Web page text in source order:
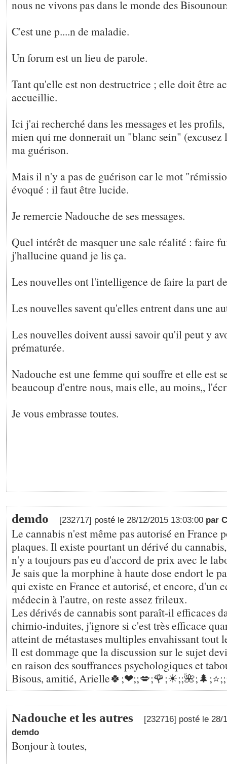
nous ne vivons pas dans le monde des
C'est une p....n de maladie.
Un forum est un lieu de parole.
Tant qu'elle est non destructrice ; elle doit être
accueillie.
Ici j'ai recherché dans les messages et les
mien qui me donnerait un "blanc sein" (excusez
ma guérison.
Mais il n'y a pas de guérison car le mot
évoqué : il faut être lucide.
Je remercie Nadouche de ses messages.
Quel intérêt de masquer une sale réalité : faire
j'hallucine quand je lis ça.
Les nouvelles ont l'intelligence de faire la part
Les nouvelles savent qu'elles entrent dans une
Les nouvelles doivent aussi savoir qu'il peut y
prématurée.
Nadouche est une femme qui souffre et elle est
beaucoup d'entre nous, mais elle, au moins,,
Je vous embrasse toutes.
demdo [232717] posté le 28/12/2015 13:03:00 par
Le cannabis n'est même pas autorisé en France
plaques. Il existe pourtant un dérivé du
n'y a toujours pas eu d'accord de prix avec le
Je sais que la morphine à haute dose endort le
qui existe en France et autorisé, et encore, d'un
médecin à l'autre, on reste assez frileux.
Les dérivés de cannabis sont paraît-il efficaces
chimio-induites, j'ignore si c'est très efficace
atteint de métastases multiples envahissant tout
Il est dommage que la discussion sur le sujet
en raison des souffrances psychologiques et
Bisous, amitié,
Nadouche et les autres
[232716] posté le
demdo
Bonjour à toutes,